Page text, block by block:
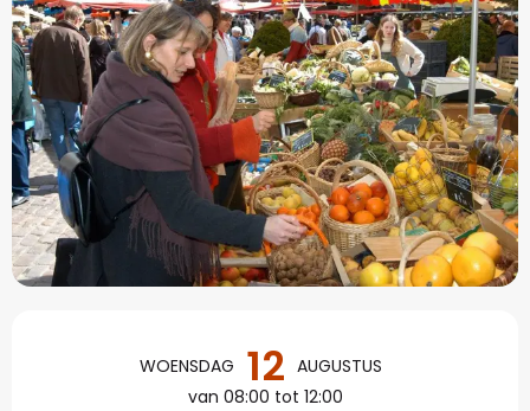
Openingstijden en
WOENSDAG 12 AUGUSTUS
van 08:00 tot 12:00